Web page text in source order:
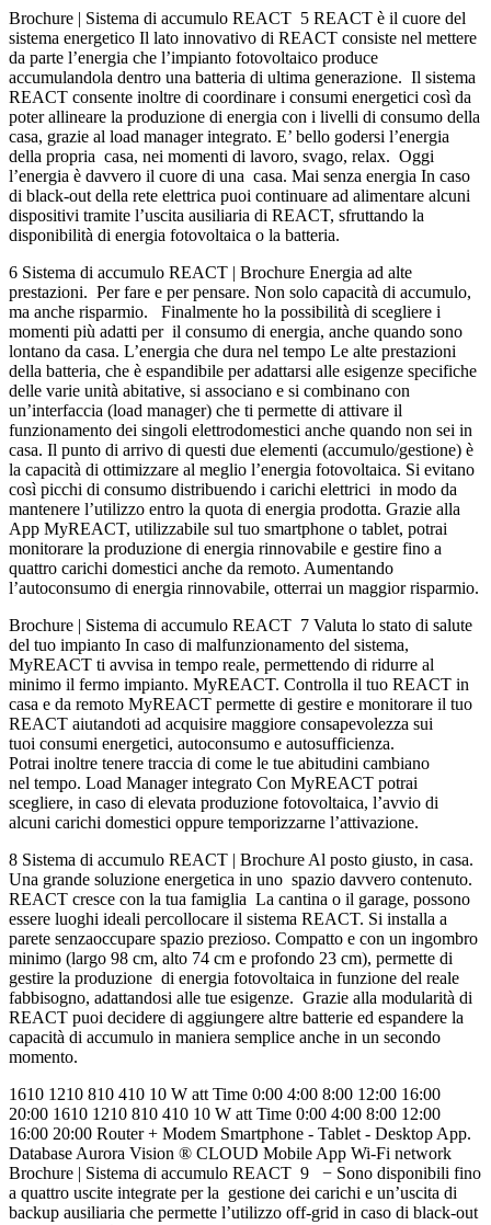
Brochure | Sistema di accumulo REACT 5 REACT è il cuore del
sistema energetico Il lato innovativo di REACT consiste nel mettere
da parte l’energia che l’impianto fotovoltaico produce
accumulandola dentro una batteria di ultima generazione. Il sistema
REACT consente inoltre di coordinare i consumi energetici così da
poter allineare la produzione di energia con i livelli di consumo della
casa, grazie al load manager integrato. E’ bello godersi l’energia
della propria casa, nei momenti di lavoro, svago, relax. Oggi
l’energia è davvero il cuore di una casa. Mai senza energia In caso
di black-out della rete elettrica puoi continuare ad alimentare alcuni
dispositivi tramite l’uscita ausiliaria di REACT, sfruttando la
disponibilità di energia fotovoltaica o la batteria.
6 Sistema di accumulo REACT | Brochure Energia ad alte
prestazioni. Per fare e per pensare. Non solo capacità di accumulo,
ma anche risparmio. Finalmente ho la possibilità di scegliere i
momenti più adatti per il consumo di energia, anche quando sono
lontano da casa. L’energia che dura nel tempo Le alte prestazioni
della batteria, che è espandibile per adattarsi alle esigenze specifiche
delle varie unità abitative, si associano e si combinano con
un’interfaccia (load manager) che ti permette di attivare il
funzionamento dei singoli elettrodomestici anche quando non sei in
casa. Il punto di arrivo di questi due elementi (accumulo/gestione) è
la capacità di ottimizzare al meglio l’energia fotovoltaica. Si evitano
così picchi di consumo distribuendo i carichi elettrici in modo da
mantenere l’utilizzo entro la quota di energia prodotta. Grazie alla
App MyREACT, utilizzabile sul tuo smartphone o tablet, potrai
monitorare la produzione di energia rinnovabile e gestire fino a
quattro carichi domestici anche da remoto. Aumentando
l’autoconsumo di energia rinnovabile, otterrai un maggior risparmio.
Brochure | Sistema di accumulo REACT 7 Valuta lo stato di salute
del tuo impianto In caso di malfunzionamento del sistema,
MyREACT ti avvisa in tempo reale, permettendo di ridurre al
minimo il fermo impianto. MyREACT. Controlla il tuo REACT in
casa e da remoto MyREACT permette di gestire e monitorare il tuo
REACT aiutandoti ad acquisire maggiore consapevolezza sui
tuoi consumi energetici, autoconsumo e autosufficienza.
Potrai inoltre tenere traccia di come le tue abitudini cambiano
nel tempo. Load Manager integrato Con MyREACT potrai
scegliere, in caso di elevata produzione fotovoltaica, l’avvio di
alcuni carichi domestici oppure temporizzarne l’attivazione.
8 Sistema di accumulo REACT | Brochure Al posto giusto, in casa.
Una grande soluzione energetica in uno spazio davvero contenuto.
REACT cresce con la tua famiglia La cantina o il garage, possono
essere luoghi ideali percollocare il sistema REACT. Si installa a
parete senzaoccupare spazio prezioso. Compatto e con un ingombro
minimo (largo 98 cm, alto 74 cm e profondo 23 cm), permette di
gestire la produzione di energia fotovoltaica in funzione del reale
fabbisogno, adattandosi alle tue esigenze. Grazie alla modularità di
REACT puoi decidere di aggiungere altre batterie ed espandere la
capacità di accumulo in maniera semplice anche in un secondo
momento.
1610 1210 810 410 10 W att Time 0:00 4:00 8:00 12:00 16:00
20:00 1610 1210 810 410 10 W att Time 0:00 4:00 8:00 12:00
16:00 20:00 Router + Modem Smartphone - Tablet - Desktop App.
Database Aurora Vision ® CLOUD Mobile App Wi-Fi network
Brochure | Sistema di accumulo REACT 9 − Sono disponibili fino
a quattro uscite integrate per la gestione dei carichi e un’uscita di
backup ausiliaria che permette l’utilizzo off-grid in caso di black-out